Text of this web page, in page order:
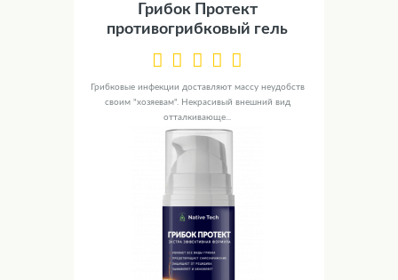
Грибок Протект
противогрибковый гель
Грибковые инфекции доставляют массу неудобств
своим "хозяевам". Некрасивый внешний вид
отталкивающе...